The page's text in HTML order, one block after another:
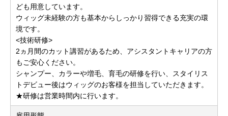
ども用意しています。
ウィッグ未経験の方も基本からしっかり習得できる充実の環
境です。
<技術研修>
2ヵ月間のカット講習があるため、アシスタントキャリアの方
もご安心ください。
シャンプー、カラーや増毛、育毛の研修を行い、スタイリス
トデビュー後はウィッグのお客様を担当していただきます。
★研修は営業時間内に行います。